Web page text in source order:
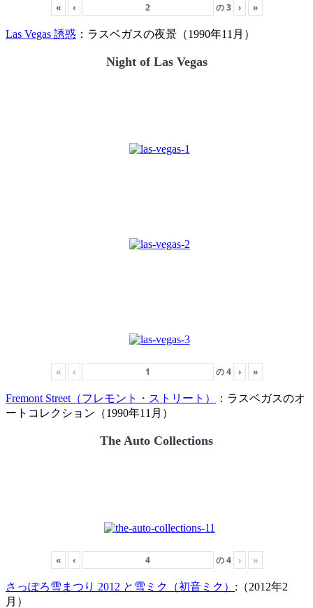
« ‹ の3 › »
Las Vegas 誘惑 ：ラスベガスの夜景（1990年11月）
Night of Las Vegas
« ‹ の4 › »
Fremont Street（フレモント・ストリート）
：ラスベガスのオ
ートコレクション（1990年11月）
The Auto Collections
« ‹ の4 › »
さっぽろ雪まつり 2012 と雪ミク（初音ミク） :（2012年2
月）